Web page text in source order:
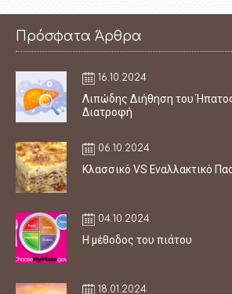
Πρόσφατα Άρθρα
16.10.2024
Λιπώδης Διήθηση του
Διατροφή
06.10.2024
Κλασσικό VS Εναλλακτικό
04.10.2024
Η μέθοδος του πιάτου
18.01.2024